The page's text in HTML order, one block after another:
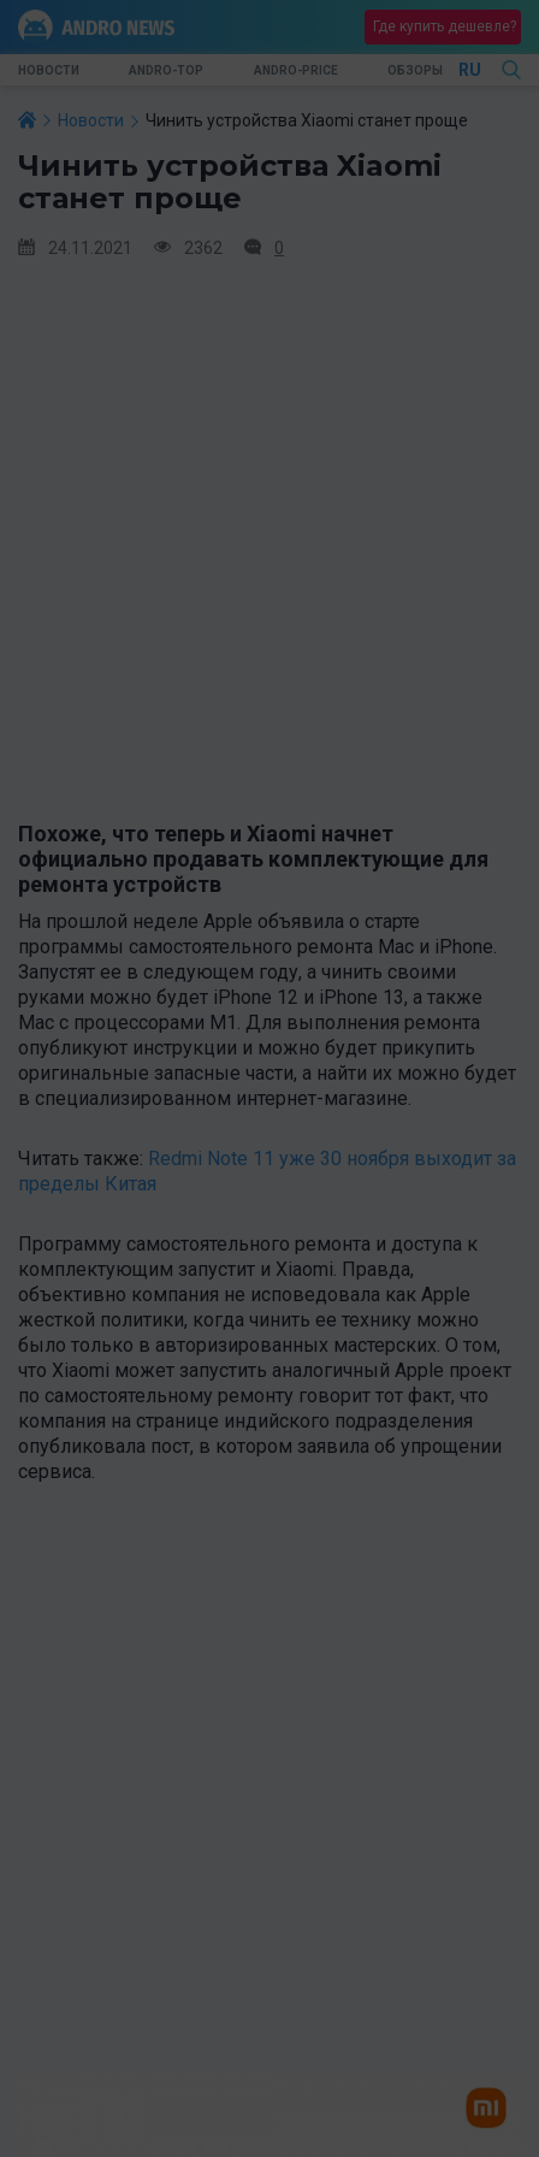
Где купить дешевле?
НОВОСТИ ANDRO-TOP ANDRO-PRICE ОБЗОРЫ RU
Новости Чинить устройства Xiaomi станет проще
Чинить устройства Xiaomi
станет проще
24.11.2021 2362 0
Похоже, что теперь и Xiaomi начнет
официально продавать комплектующие для
ремонта устройств
На прошлой неделе Apple объявила о старте
программы самостоятельного ремонта Mac и iPhone.
Запустят ее в следующем году, а чинить своими
руками можно будет iPhone 12 и iPhone 13, а также
Mac с процессорами M1. Для выполнения ремонта
опубликуют инструкции и можно будет прикупить
оригинальные запасные части, а найти их можно будет
в специализированном интернет-магазине.
Читать также: Redmi Note 11 уже 30 ноября выходит за
пределы Китая
Программу самостоятельного ремонта и доступа к
комплектующим запустит и Xiaomi. Правда,
объективно компания не исповедовала как Apple
жесткой политики, когда чинить ее технику можно
было только в авторизированных мастерских. О том,
что Xiaomi может запустить аналогичный Apple проект
по самостоятельному ремонту говорит тот факт, что
компания на странице индийского подразделения
опубликовала пост, в котором заявила об упрощении
сервиса.